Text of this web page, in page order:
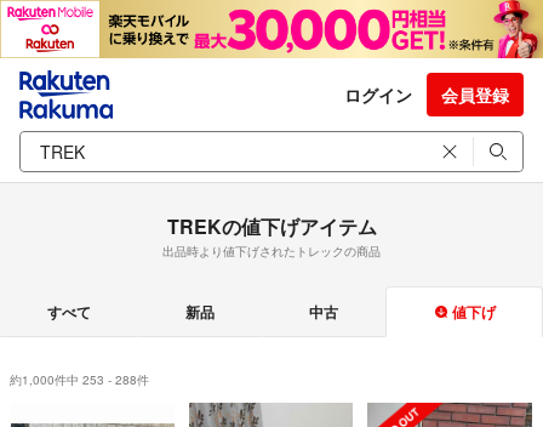
ログイン 会員登録
TREKの値下げアイテム
出品時より値下げされたトレックの商品
すべて 新品 中古 値下げ
約1,000件中 253 - 288件